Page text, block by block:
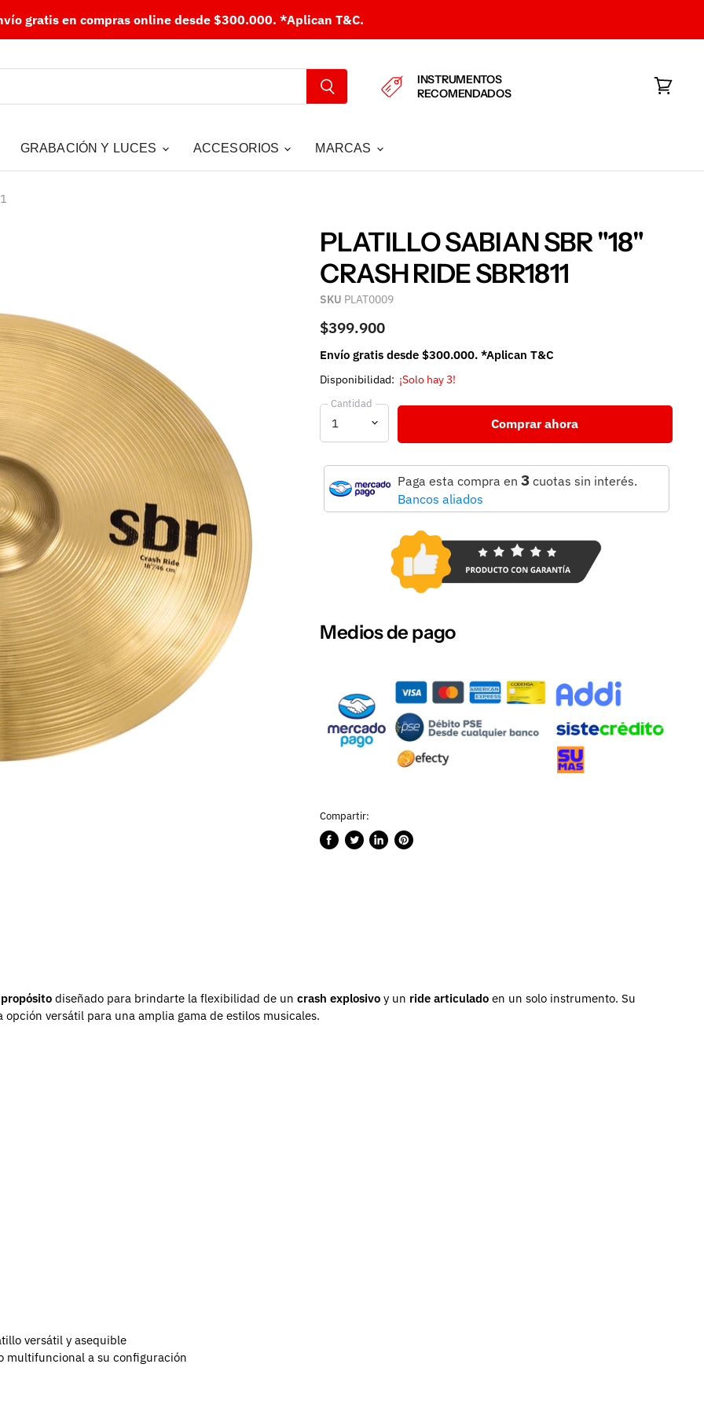
gratis en compras online desde $300.000. *Aplican T&C.
INSTRUMENTOS
RECOMENDADOS
GRABACIÓN Y LUCES ACCESORIOS MARCAS
PLATILLO SABIAN SBR "18"
CRASH RIDE SBR1811
SKU PLAT0009
$399.900
Envío gratis desde $300.000. *Aplican T&C
Disponibilidad: ¡Solo hay 3!
Cantidad
Comprar ahora
Paga esta compra en 3cuotas sin interés.
Bancos aliados
Medios de pago
Compartir:
CompartirPublicarCompartirGuardar
diseñado para brindarte la flexibilidad de un crash explosivo y un ride articulado en un solo instrumento. Su
versátil para una amplia gama de estilos musicales.
versátil y asequible
multifuncional a su configuración